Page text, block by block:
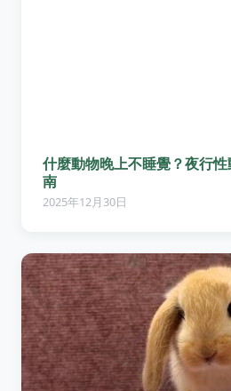
什麼動物晚上不睡覺？夜行
南
2025年12月30日